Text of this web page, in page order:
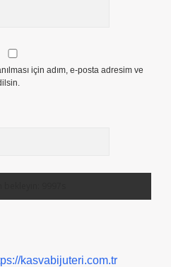
için adım, e-posta adresim ve
kasvabijuteri.com.tr